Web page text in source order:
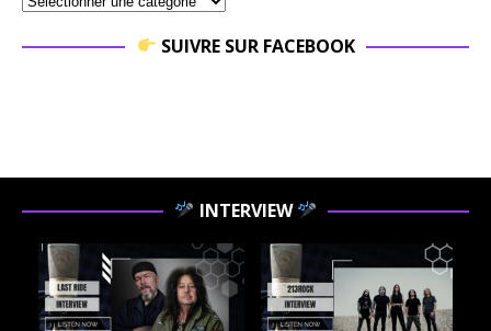
SUIVRE SUR FACEBOOK
INTERVIEW